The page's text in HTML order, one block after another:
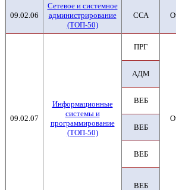
09.02.06
Сетевое и системное
администрирование
(ТОП-50)
ССА
09.02.07
Информационные
системы и
программирование
(ТОП-50)
ПРГ
АДМ
ВЕБ
ВЕБ
ВЕБ
ВЕБ